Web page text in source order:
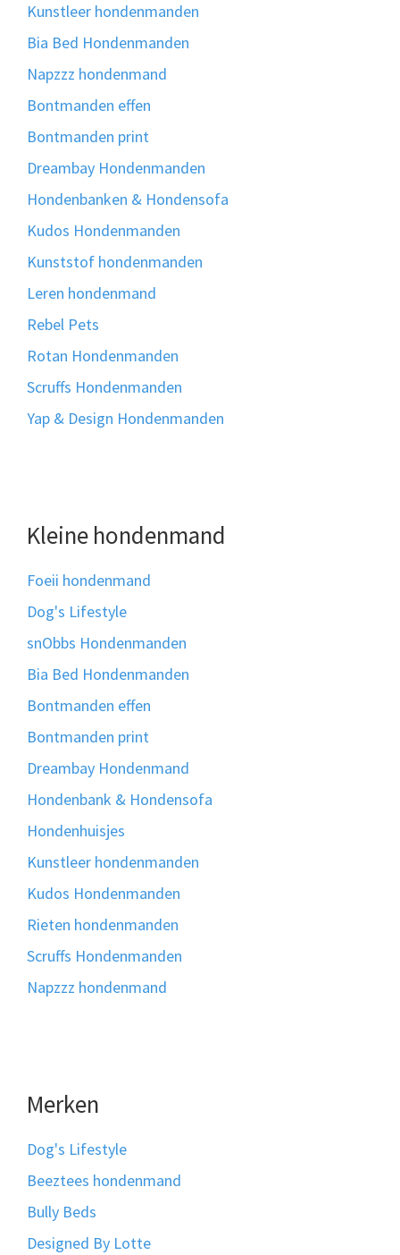
Kunstleer hondenmanden
Bia Bed Hondenmanden
Napzzz hondenmand
Bontmanden effen
Bontmanden print
Dreambay Hondenmanden
Hondenbanken & Hondensofa
Kudos Hondenmanden
Kunststof hondenmanden
Leren hondenmand
Rebel Pets
Rotan Hondenmanden
Scruffs Hondenmanden
Yap & Design Hondenmanden
Kleine hondenmand
Foeii hondenmand
Dog's Lifestyle
snObbs Hondenmanden
Bia Bed Hondenmanden
Bontmanden effen
Bontmanden print
Dreambay Hondenmand
Hondenbank & Hondensofa
Hondenhuisjes
Kunstleer hondenmanden
Kudos Hondenmanden
Rieten hondenmanden
Scruffs Hondenmanden
Napzzz hondenmand
Merken
Dog's Lifestyle
Beeztees hondenmand
Bully Beds
Designed By Lotte